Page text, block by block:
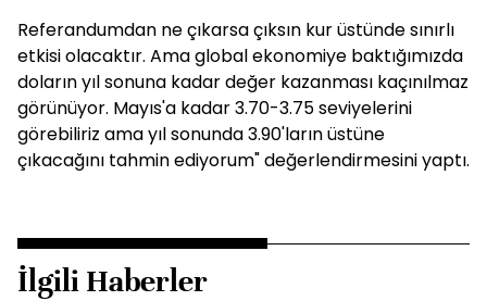
Referandumdan ne çıkarsa çıksın kur üstünde sınırlı
etkisi olacaktır. Ama global ekonomiye baktığımızda
doların yıl sonuna kadar değer kazanması kaçınılmaz
görünüyor. Mayıs'a kadar 3.70-3.75 seviyelerini
görebiliriz ama yıl sonunda 3.90'ların üstüne
çıkacağını tahmin ediyorum" değerlendirmesini yaptı.
İlgili Haberler